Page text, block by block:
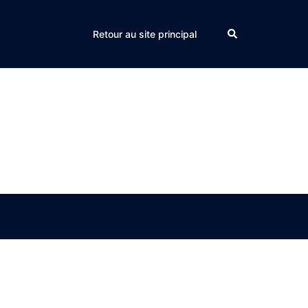
Retour au site principal Search